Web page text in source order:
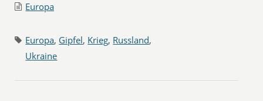
Europa
Europa, Gipfel, Krieg, Russland,
Ukraine